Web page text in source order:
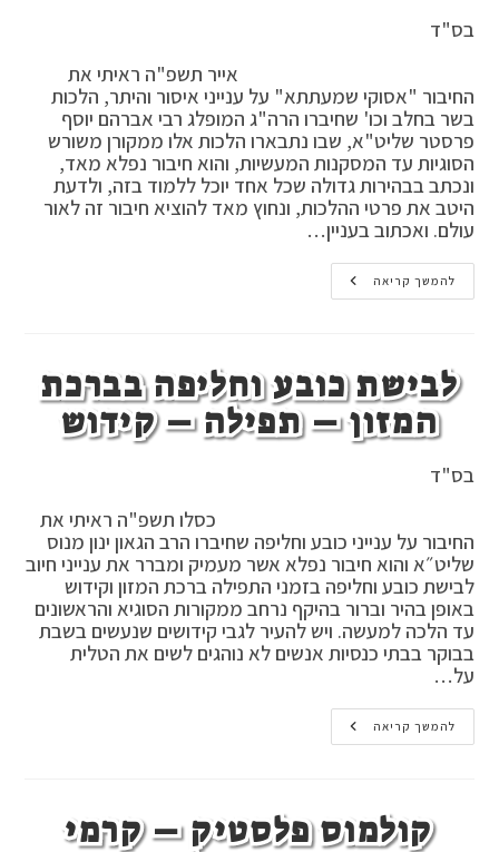
בס"ד
אייר תשפ"ה ראיתי את
החיבור "אסוקי שמעתתא" על ענייני איסור והיתר, הלכות
בשר בחלב וכו' שחיברו הרה"ג המופלג רבי אברהם יוסף
פרסטר שליט"א, שבו נתבארו הלכות אלו ממקורן משורש
הסוגיות עד המסקנות המעשיות, והוא חיבור נפלא מאד,
ונכתב בבהירות גדולה שכל אחד יוכל ללמוד בזה, ולדעת
היטב את פרטי ההלכות, ונחוץ מאד להוציא חיבור זה לאור
עולם. ואכתוב בעניין…
להמשך קריאה שימוש
במקומות
תורה
ומצוות
בשיש
–
גז
כיריים
חשמליות
–
קרמיות
–
אינדוקציה
–
מיקרוגל
לבישת כובע וחליפה בברכת
המזון – תפילה – קידוש
בס"ד
כסלו תשפ"ה ראיתי את
החיבור על ענייני כובע וחליפה שחיברו הרב הגאון ינון מנוס
שליט״א והוא חיבור נפלא אשר מעמיק ומברר את ענייני חיוב
לבישת כובע וחליפה בזמני התפילה ברכת המזון וקידוש
באופן בהיר וברור בהיקף נרחב ממקורות הסוגיא והראשונים
עד הלכה למעשה. ויש להעיר לגבי קידושים שנעשים בשבת
בבוקר בבתי כנסיות אנשים לא נוהגים לשים את הטלית
על…
להמשך קריאה לבישת
כובע
תפילה
–
קולמוס פלסטיק – קרמי